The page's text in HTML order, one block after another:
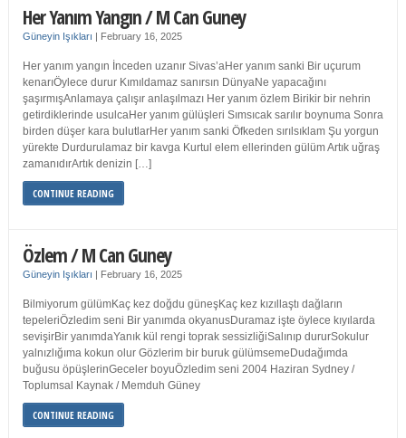
Her Yanım Yangın / M Can Guney
Güneyin Işıkları | February 16, 2025
Her yanım yangın İnceden uzanır Sivas’aHer yanım sanki Bir uçurum
kenarıÖylece durur Kımıldamaz sanırsın DünyaNe yapacağını
şaşırmışAnlamaya çalışır anlaşılmazı Her yanım özlem Birikir bir nehrin
getirdiklerinde usulcaHer yanım gülüşleri Sımsıcak sarılır boynuma Sonra
birden düşer kara bulutlarHer yanım sanki Öfkeden sırılsıklam Şu yorgun
yürekte Durdurulamaz bir kavga Kurtul elem ellerinden gülüm Artık uğraş
zamanıdırArtık denizin […]
CONTINUE READING
Özlem / M Can Guney
Güneyin Işıkları | February 16, 2025
Bilmiyorum gülümKaç kez doğdu güneşKaç kez kızıllaştı dağların
tepeleriÖzledim seni Bir yanımda okyanusDuramaz işte öylece kıyılarda
sevişirBir yanımdaYanık kül rengi toprak sessizliğiSalınıp dururSokulur
yalnızlığıma kokun olur Gözlerim bir buruk gülümsemeDudağımda
buğusu öpüşlerinGeceler boyuÖzledim seni 2004 Haziran Sydney /
Toplumsal Kaynak / Memduh Güney
CONTINUE READING